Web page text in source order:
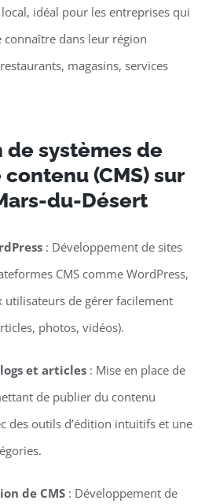
idéal pour les entreprises qui
connaître dans leur région
magasins, services
de systèmes de
(CMS) sur
du-Désert
: Développement de sites
CMS comme WordPress,
utilisateurs de gérer facilement
photos, vidéos).
et articles: Mise en place de
de publier du contenu
des outils d’édition intuitifs et une
de CMS: Développement de